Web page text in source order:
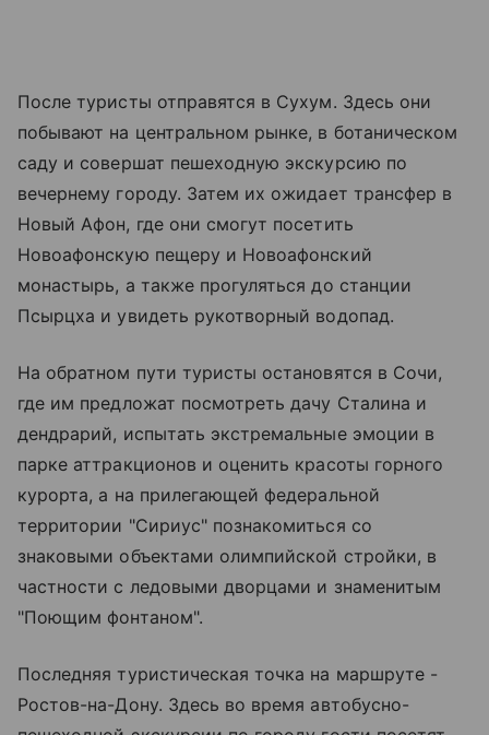
После туристы отправятся в Сухум. Здесь они
побывают на центральном рынке, в ботаническом
саду и совершат пешеходную экскурсию по
вечернему городу. Затем их ожидает трансфер в
Новый Афон, где они смогут посетить
Новоафонскую пещеру и Новоафонский
монастырь, а также прогуляться до станции
Псырцха и увидеть рукотворный водопад.
На обратном пути туристы остановятся в Сочи,
где им предложат посмотреть дачу Сталина и
дендрарий, испытать экстремальные эмоции в
парке аттракционов и оценить красоты горного
курорта, а на прилегающей федеральной
территории "Сириус" познакомиться со
знаковыми объектами олимпийской стройки, в
частности с ледовыми дворцами и знаменитым
"Поющим фонтаном".
Последняя туристическая точка на маршруте -
Ростов-на-Дону. Здесь во время автобусно-